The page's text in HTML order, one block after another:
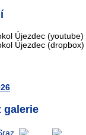
Újezdec (youtube)
Újezdec (dropbox)
galerie